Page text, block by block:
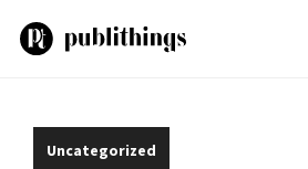
Uncategorized